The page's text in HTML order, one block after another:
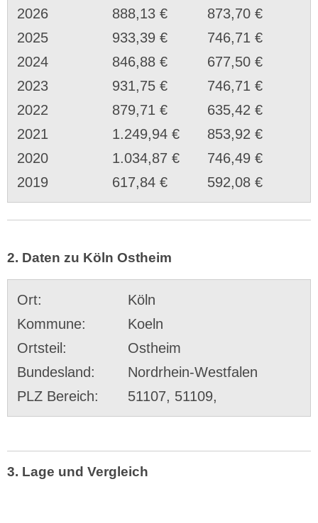
2026
888,13 €
873,70 €
2025
933,39 €
746,71 €
2024
846,88 €
677,50 €
2023
931,75 €
746,71 €
2022
879,71 €
635,42 €
2021
1.249,94 €
853,92 €
2020
1.034,87 €
746,49 €
2019
617,84 € 592,08 €
2. Daten zu Köln Ostheim
Ort:
Köln
Kommune:
Koeln
Ortsteil:
Ostheim
Bundesland:
Nordrhein-Westfalen
PLZ Bereich:
51107, 51109,
3. Lage und Vergleich